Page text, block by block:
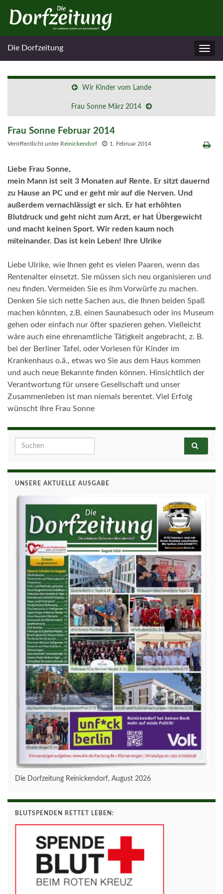
Die Dorfzeitung
Wir Kinder vom Lande
Frau Sonne März 2014
Frau Sonne Februar 2014
Veröffentlicht unter Reinickendorf 1. Februar 2014
Liebe Frau Sonne,
mein Mann ist seit 3 Monaten auf Rente. Er sitzt dauernd
zu Hause an PC und er geht mir auf die Nerven. Und
außerdem vernachlässigt er sich. Er hat erhöhten
Blutdruck und geht nicht zum Arzt, er hat Übergewicht
und macht keinen Sport. Wir reden kaum noch
miteinander. Das ist kein Leben! Ihre Ulrike
Liebe Ulrike, wie Ihnen geht es vielen Paaren, wenn das
Rentenalter einsetzt. Sie müssen sich neu organisieren und
neu finden. Vermeiden Sie es ihm Vorwürfe zu machen.
Denken Sie sich nette Sachen aus, die Ihnen beiden Spaß
machen könnten, z.B. einen Saunabesuch oder ins Museum
gehen oder einfach nur öfter spazieren gehen. Vielleicht
wäre auch eine ehrenamtliche Tätigkeit angebracht, z. B.
bei der Berliner Tafel, oder Vorlesen für Kinder im
Krankenhaus o.ä., etwas wo Sie aus dem Haus kommen
und auch neue Bekannte finden können. Hinsichtlich der
Verantwortung für unsere Gesellschaft und unser
Zusammenleben ist man niemals berentet. Viel Erfolg
wünscht Ihre Frau Sonne
Search for:
UNSERE AKTUELLE AUSGABE
Die Dorfzeitung Reinickendorf, August 2026
BLUTSPENDEN RETTET LEBEN: